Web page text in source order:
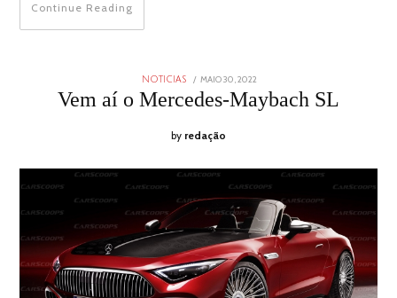
Continue Reading
NOTICIAS
POSTED
ON
MAIO 30, 2022
30,
2022
Vem aí o Mercedes-Maybach SL
by redação